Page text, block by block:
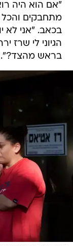
"אם הוא היה
מתחבקים
בכאב. "אני לא
הגיוני לי שרז
בראש מהצד?".